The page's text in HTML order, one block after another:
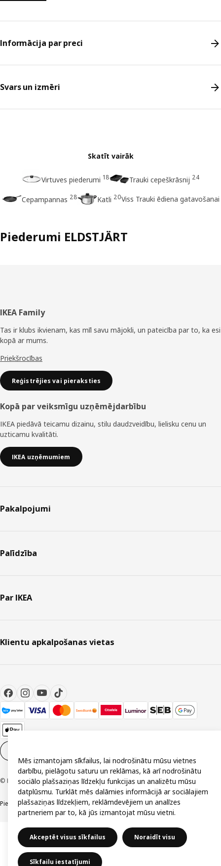
Informācija par preci
Svars un izmēri
Skatīt vairāk
Virtuves piederumi 18 Trauki cepeškrāsnij 24
Cepampannas 28 Katli 20Viss Trauki ēdiena gatavošanai
Piederumi ELDSTJÄRT
Kājene
IKEA Family
Tas ir klubs ikvienam, kas mīl savu mājokli, un pateicība par to, ka esi
kopā ar mums.
Priekšrocības
Reģistrējies vai pieraksties
Kopā par veiksmīgu uzņēmējdarbību
IKEA piedāvā teicamu dizainu, stilu daudzveidību, lielisku cenu un
uzticamu kvalitāti.
IKEA uzņēmumiem
Pakalpojumi
Palīdzība
Par IKEA
Klientu apkalpošanas vietas
© Inter IKEA Systems B.V. 1999-2026
PiekļūstamībaVispārīgi noteikumiPrivātuma un sīkdatņu politikaKontakti
Mēs izmantojam sīkfailus, lai nodrošinātu mūsu vietnes
darbību, pielāgotu saturu un reklāmas, kā arī nodrošinātu
sociālo plašsaziņas līdzekļu funkcijas un analizētu mūsu
datplūsmu. Turklāt mēs dalāmies informācijā ar sociālajiem
plašsaziņas līdzekļiem, reklāmdevējiem un analīzes
partneriem par to, kā jūs izmantojat mūsu vietni.
Akceptēt visus sīkfailus Noraidīt visu
Sīkfailu iestatījumi